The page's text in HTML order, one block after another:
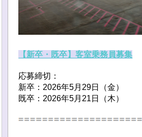
【新卒・既卒】客室乗務員募集
応募締切：
新卒：2026年5月29日（金）
既卒：2026年5月21日（木）